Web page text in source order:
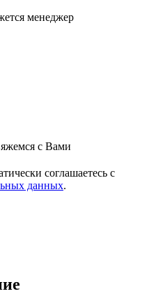
менеджер
с Вами
соглашаетесь с
данных.